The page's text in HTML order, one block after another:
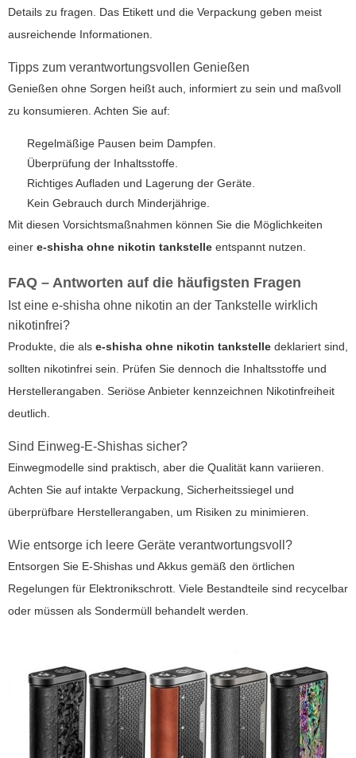
Details zu fragen. Das Etikett und die Verpackung geben meist
ausreichende Informationen.
Tipps zum verantwortungsvollen Genießen
Genießen ohne Sorgen heißt auch, informiert zu sein und maßvoll
zu konsumieren. Achten Sie auf:
Regelmäßige Pausen beim Dampfen.
Überprüfung der Inhaltsstoffe.
Richtiges Aufladen und Lagerung der Geräte.
Kein Gebrauch durch Minderjährige.
Mit diesen Vorsichtsmaßnahmen können Sie die Möglichkeiten
einer e-shisha ohne nikotin tankstelle entspannt nutzen.
FAQ – Antworten auf die häufigsten Fragen
Ist eine e-shisha ohne nikotin an der Tankstelle wirklich
nikotinfrei?
Produkte, die als e-shisha ohne nikotin tankstelle deklariert sind,
sollten nikotinfrei sein. Prüfen Sie dennoch die Inhaltsstoffe und
Herstellerangaben. Seriöse Anbieter kennzeichnen Nikotinfreiheit
deutlich.
Sind Einweg-E-Shishas sicher?
Einwegmodelle sind praktisch, aber die Qualität kann variieren.
Achten Sie auf intakte Verpackung, Sicherheitssiegel und
überprüfbare Herstellerangaben, um Risiken zu minimieren.
Wie entsorge ich leere Geräte verantwortungsvoll?
Entsorgen Sie E-Shishas und Akkus gemäß den örtlichen
Regelungen für Elektronikschrott. Viele Bestandteile sind recycelbar
oder müssen als Sondermüll behandelt werden.